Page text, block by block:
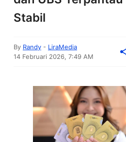
Stabil
By Randy - LiraMedia
14 Februari 2026, 7:49 AM